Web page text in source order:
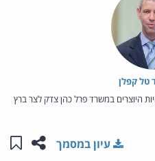
טל קפלן
היוצרים במשרד פרל כהן צדק לצר ברץ
שתפו
עיון במסמך